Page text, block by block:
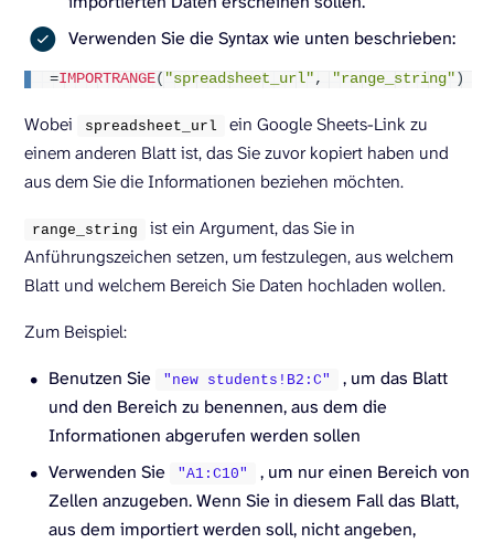
Verwenden Sie die Syntax wie unten beschrieben:
=IMPORTRANGE( "spreadsheet_url" , "range_string" )
Wobei spreadsheet_url
ein Google Sheets-Link zu
einem anderen Blatt ist, das Sie zuvor kopiert haben und
aus dem Sie die Informationen beziehen möchten.
range_string
ist ein Argument, das Sie in
Anführungszeichen setzen, um festzulegen, aus welchem
Blatt und welchem Bereich Sie Daten hochladen wollen.
Zum Beispiel:
Benutzen Sie
"new students!B2:C"
, um das Blatt
und den Bereich zu benennen, aus dem die
Informationen abgerufen werden sollen
Verwenden Sie
"A1:C10"
, um nur einen Bereich von
Zellen anzugeben. Wenn Sie in diesem Fall das Blatt,
aus dem importiert werden soll, nicht angeben,